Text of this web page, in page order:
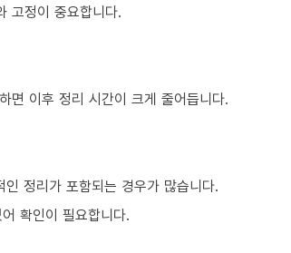
고정이 중요합니다.
면 이후 정리 시간이 크게 줄어듭니다.
정리가 포함되는 경우가 많습니다.
확인이 필요합니다.